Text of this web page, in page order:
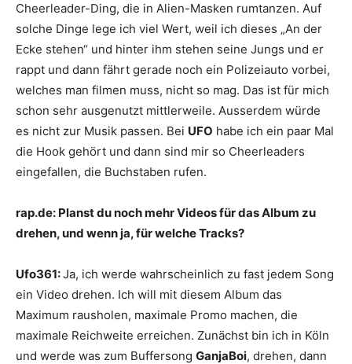
Cheerleader-Ding, die in Alien-Masken rumtanzen. Auf
solche Dinge lege ich viel Wert, weil ich dieses „An der
Ecke stehen“ und hinter ihm stehen seine Jungs und er
rappt und dann fährt gerade noch ein Polizeiauto vorbei,
welches man filmen muss, nicht so mag. Das ist für mich
schon sehr ausgenutzt mittlerweile. Ausserdem würde
es nicht zur Musik passen. Bei UFO habe ich ein paar Mal
die Hook gehört und dann sind mir so Cheerleaders
eingefallen, die Buchstaben rufen.
rap.de: Planst du noch mehr Videos für das Album zu
drehen, und wenn ja, für welche Tracks?
Ufo361:Ja, ich werde wahrscheinlich zu fast jedem Song
ein Video drehen. Ich will mit diesem Album das
Maximum rausholen, maximale Promo machen, die
maximale Reichweite erreichen. Zunächst bin ich in Köln
und werde was zum Buffersong GanjaBoi, drehen, dann